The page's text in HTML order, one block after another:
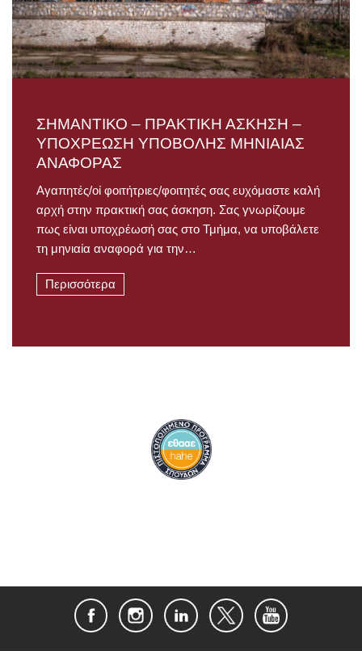
ΣΗΜΑΝΤΙΚΟ – ΠΡΑΚΤΙΚΗ ΑΣΚΗΣΗ –
ΥΠΟΧΡΕΩΣΗ ΥΠΟΒΟΛΗΣ ΜΗΝΙΑΙΑΣ
ΑΝΑΦΟΡΑΣ
Αγαπητές/οί φοιτήτριες/φοιτητές σας ευχόμαστε καλή
αρχή στην πρακτική σας άσκηση. Σας γνωρίζουμε
πως είναι υποχρέωσή σας στο Τμήμα, να υποβάλετε
τη μηνιαία αναφορά για την…
Περισσότερα